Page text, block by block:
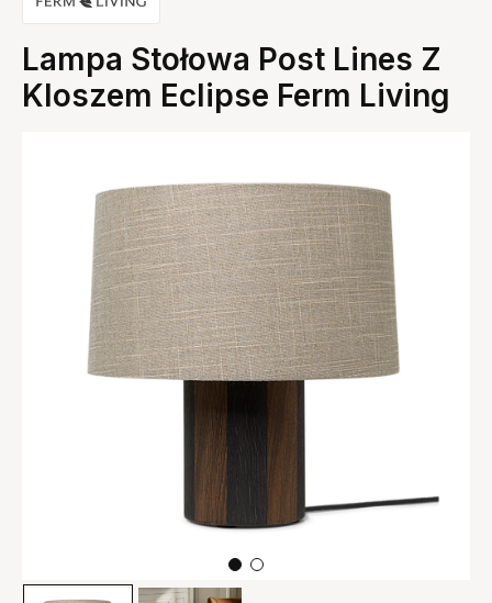
Lampa Stołowa Post Lines Z
Kloszem Eclipse Ferm Living